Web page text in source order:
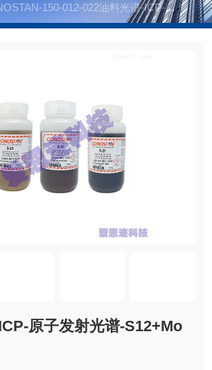
150-012-022油料光谱-ICP-原
元素
原子发射光谱-S12+Mo